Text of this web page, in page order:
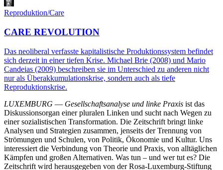
Reproduktion/Care
CARE REVOLUTION
Das neoliberal verfasste kapitalistische Produktionssystem befindet
sich derzeit in einer tiefen Krise. Michael Brie (2008) und Mario
Candeias (2009) beschreiben sie im Unterschied zu anderen nicht
nur als Überakkumulationskrise, sondern auch als tiefe
Reproduktionskrise.
LUXEMBURG — Gesellschaftsanalyse und linke Praxis ist das
Diskussionsorgan einer pluralen Linken und sucht nach Wegen zu
einer sozialistischen Transformation. Die Zeitschrift bringt linke
Analysen und Strategien zusammen, jenseits der Trennung von
Strömungen und Schulen, von Politik, Ökonomie und Kultur. Uns
interessiert die Verbindung von Theorie und Praxis, von alltäglichen
Kämpfen und großen Alternativen. Was tun – und wer tut es? Die
Zeitschrift wird herausgegeben von der Rosa-Luxemburg-Stiftung